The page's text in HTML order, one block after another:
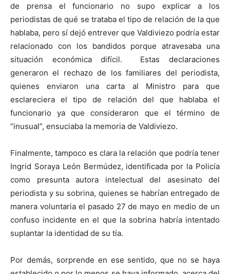
de prensa el funcionario no supo explicar a los
periodistas de qué se trataba el tipo de relación de la que
hablaba, pero sí dejó entrever que Valdiviezo podría estar
relacionado con los bandidos porque atravesaba una
situación económica difícil. Estas declaraciones
generaron el rechazo de los familiares del periodista,
quienes enviaron una carta al Ministro para que
esclareciera el tipo de relación del que hablaba el
funcionario ya que consideraron que el término de
“inusual”, ensuciaba la memoria de Valdiviezo.
Finalmente, tampoco es clara la relación que podría tener
Ingrid Soraya León Bermúdez, identificada por la Policía
como presunta autora intelectual del asesinato del
periodista y su sobrina, quienes se habrían entregado de
manera voluntaria el pasado 27 de mayo en medio de un
confuso incidente en el que la sobrina habría intentado
suplantar la identidad de su tía.
Por demás, sorprende en ese sentido, que no se haya